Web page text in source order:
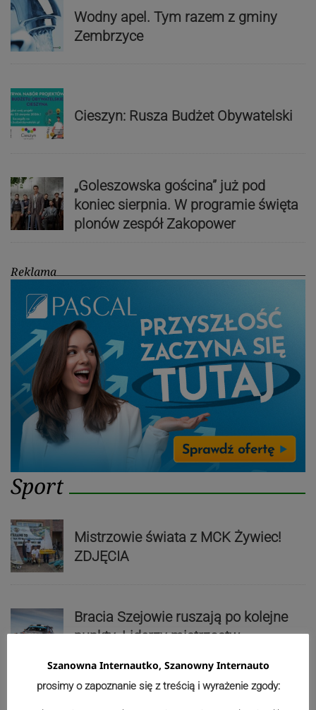
Wodny apel. Tym razem z gminy
Zembrzyce
Cieszyn: Rusza Budżet Obywatelski
„Goleszowska gościna” już pod
koniec sierpnia. W programie święta
plonów zespół Zakopower
Reklama
Sport
Mistrzowie świata z MCK Żywiec!
ZDJĘCIA
Bracia Szejowie ruszają po kolejne
punkty. Liderzy mistrzostw
Szanowna Internautko, Szanowny Internauto
prosimy o zapoznanie się z treścią i wyrażenie zgody: